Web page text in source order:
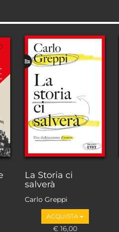
La Storia ci
salverà
Carlo Greppi
ACQUISTA
€ 16,00